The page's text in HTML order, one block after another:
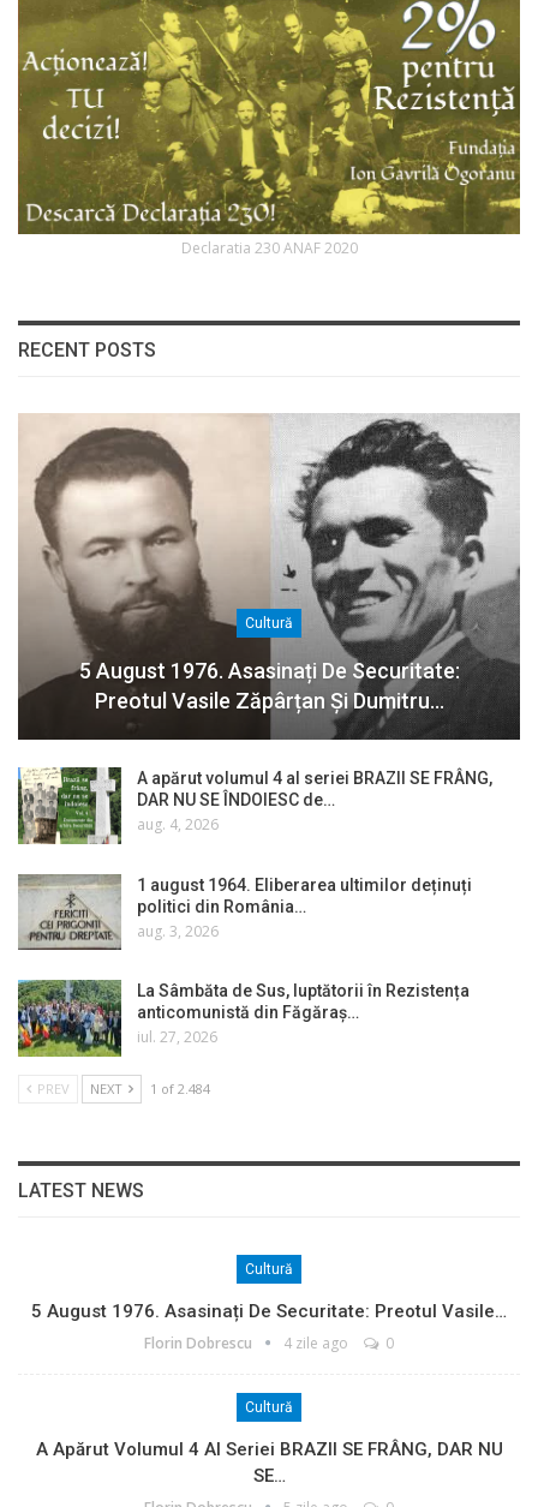
Declaratia 230 ANAF 2020
RECENT POSTS
Cultură
5 August 1976. Asasinați De Securitate:
Preotul Vasile Zăpârțan Și Dumitru…
A apărut volumul 4 al seriei BRAZII SE FRÂNG,
DAR NU SE ÎNDOIESC de…
aug. 4, 2026
1 august 1964. Eliberarea ultimilor deținuți
politici din România…
aug. 3, 2026
La Sâmbăta de Sus, luptătorii în Rezistența
anticomunistă din Făgăraș…
iul. 27, 2026
PREV NEXT 1 of 2.484
LATEST NEWS
Cultură
5 August 1976. Asasinați De Securitate: Preotul Vasile…
Florin Dobrescu 4 zile ago 0
Cultură
A Apărut Volumul 4 Al Seriei BRAZII SE FRÂNG, DAR NU
SE…